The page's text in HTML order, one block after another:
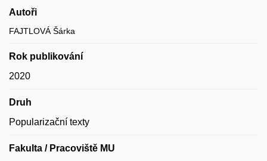
Autoři
FAJTLOVÁ Šárka
Rok publikování
2020
Druh
Popularizační texty
Fakulta / Pracoviště MU